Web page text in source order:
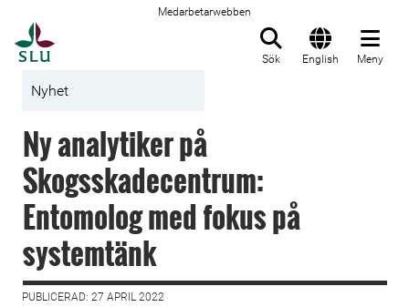
Medarbetarwebben
Sök English Meny
Nyhet
Ny analytiker på
Skogsskadecentrum:
Entomolog med fokus på
systemtänk
PUBLICERAD: 27 APRIL 2022